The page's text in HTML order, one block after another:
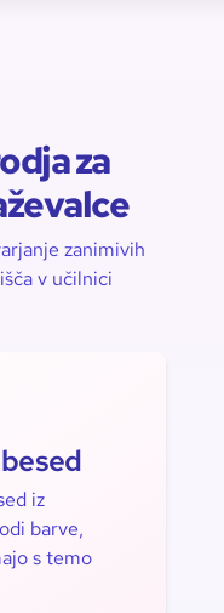
za
zanimivih
v učilnici
iz
barve,
s temo